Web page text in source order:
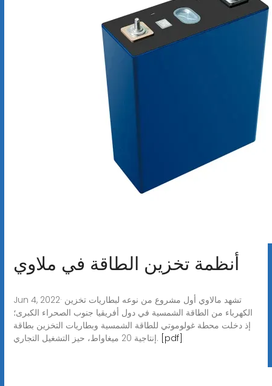
أنظمة تخزين الطاقة في ملاوي
Jun 4, 2022· تشهد مالاوي أول مشروع من نوعه لبطاريات تخزين
الكهرباء من الطاقة الشمسية في دول أفريقيا جنوب الصحراء الكبرى؛
إذ دخلت محطة غولوموتي للطاقة الشمسية وبطاريات التخزين بطاقة
إنتاجية 20 ميغاواط، حيز التشغيل التجاري. [pdf]